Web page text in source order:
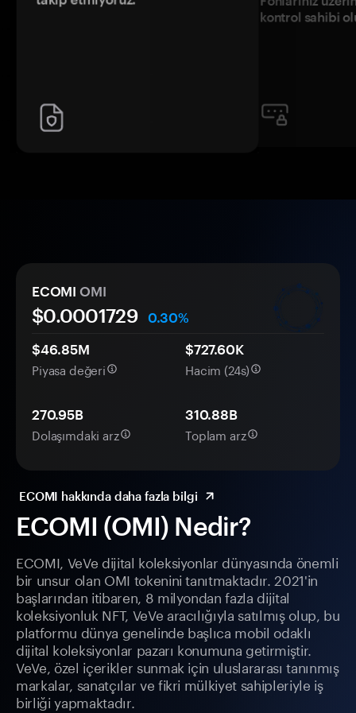
kontrol sahibi
ECOMI (OMI) Nedir?
ECOMI, VeVe dijital koleksiyonlar dünyasında önemli
bir unsur olan OMI tokenini tanıtmaktadır. 2021'in
başlarından itibaren, 8 milyondan fazla dijital
koleksiyonluk NFT, VeVe aracılığıyla satılmış olup, bu
platformu dünya genelinde başlıca mobil odaklı
dijital koleksiyonlar pazarı konumuna getirmiştir.
VeVe, özel içerikler sunmak için uluslararası tanınmış
markalar, sanatçılar ve fikri mülkiyet sahipleriyle iş
birliği yapmaktadır.
ECOMI OMI
$0.0001729
0.30%
$46.85M
Piyasa değeri
$727.60K
Hacim (24s)
270.95B
Dolaşımdaki arz
310.88B
Toplam arz
ECOMI hakkında daha fazla bilgi